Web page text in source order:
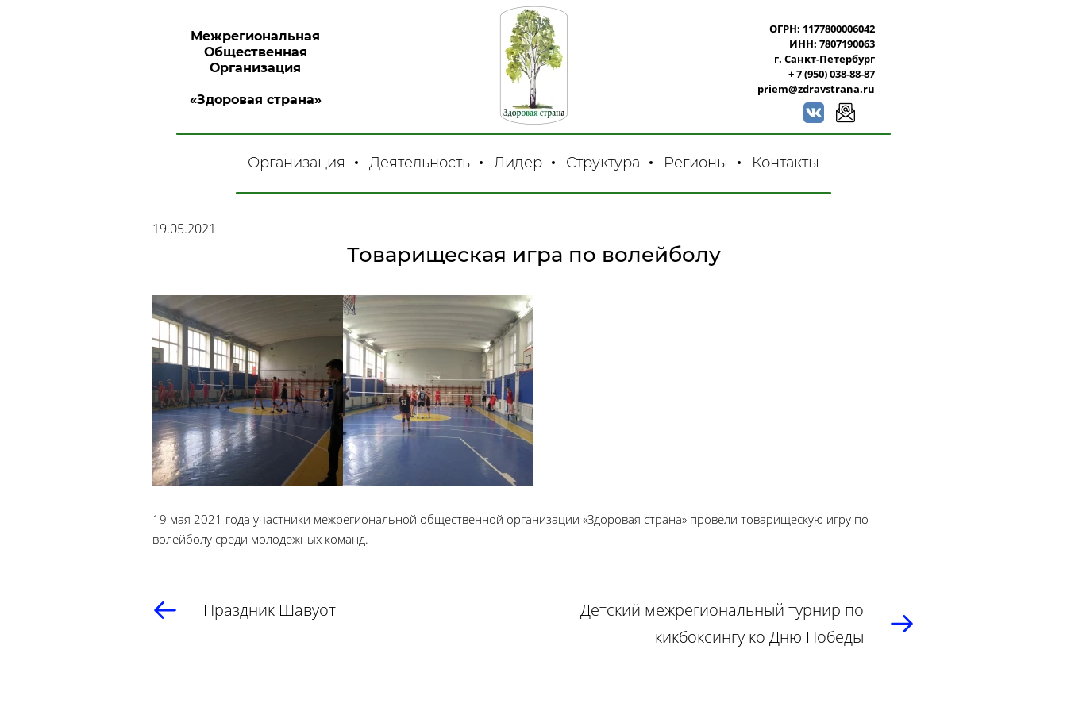
Межрегиональная
Общественная
Организация
«Здоровая страна»
ОГРН: 1177800006042
ИНН: 7807190063
г. Санкт-Петербург
+ 7 (950) 038-88-87
priem@zdravstrana.ru
Организация Деятельность Лидер Структура Регионы Контакты
19.05.2021
Товарищеская игра по волейболу
19 мая 2021 года участники межрегиональной общественной организации «Здоровая страна» провели товарищескую игру по
волейболу среди молодёжных команд.
Праздник Шавуот
Детский межрегиональный турнир по
кикбоксингу ко Дню Победы